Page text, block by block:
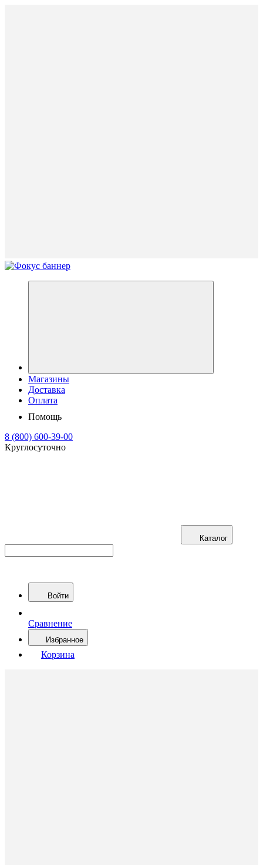
Магазины
Доставка
Оплата
Помощь
8 (800) 600-39-00
Круглосуточно
Каталог
Войти
Сравнение
Избранное
Корзина